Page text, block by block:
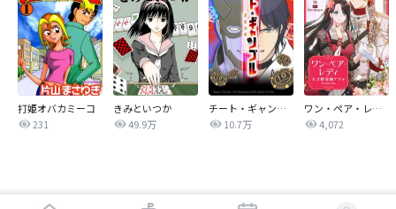
打姫オバカミーコ
231
きみといつか
49.9万
チート・ギャンブルー謀略博戯ー
10.7万
ワン・ペア・レディ～天才賭博師アデル～【タテヨミ】
4,072